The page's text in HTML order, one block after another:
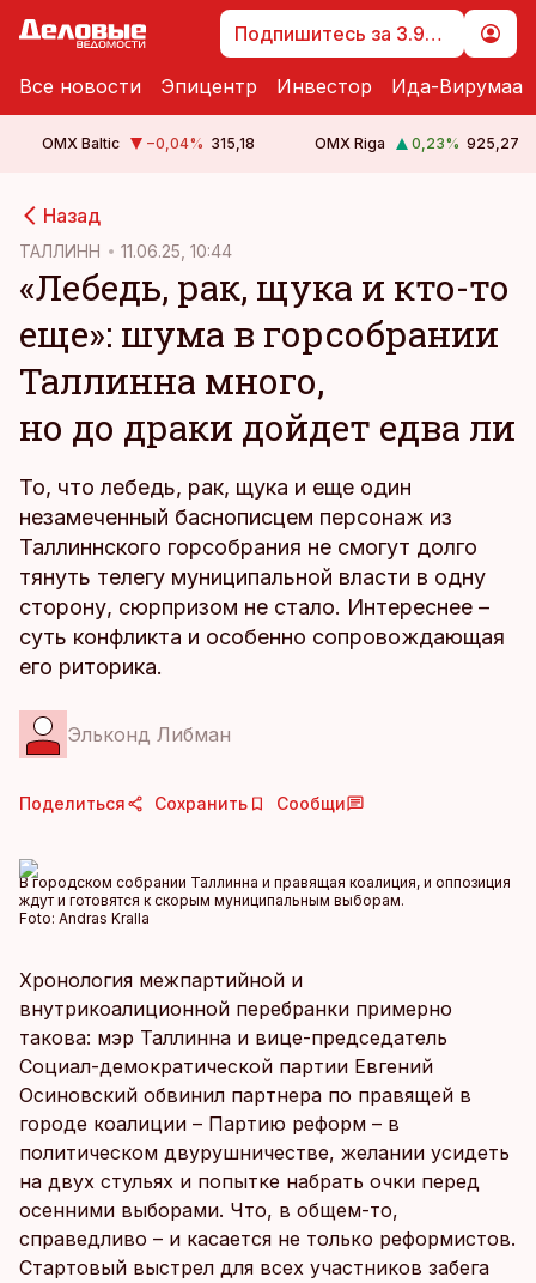
Подпишитесь за 3.99 €
Все новости Эпицентр Инвестор Ида-Вирумаа
OMX Baltic −0,04% 315,18 OMX Riga 0,23% 925,27
Назад
ТАЛЛИНН 11.06.25, 10:44
«Лебедь, рак, щука и кто-то
еще»: шума в горсобрании
Таллинна много,
но до драки дойдет едва ли
То, что лебедь, рак, щука и еще один
незамеченный баснописцем персонаж из
Таллиннского горсобрания не смогут долго
тянуть телегу муниципальной власти в одну
сторону, сюрпризом не стало. Интереснее –
суть конфликта и особенно сопровождающая
его риторика.
Эльконд Либман
Поделиться Сохранить Сообщи
В городском собрании Таллинна и правящая коалиция, и оппозиция
ждут и готовятся к скорым муниципальным выборам.
Foto: Andras Kralla
Хронология межпартийной и
внутрикоалиционной перебранки примерно
такова: мэр Таллинна и вице-председатель
Социал-демократической партии Евгений
Осиновский обвинил партнера по правящей в
городе коалиции – Партию реформ – в
политическом двурушничестве, желании усидеть
на двух стульях и попытке набрать очки перед
осенними выборами. Что, в общем-то,
справедливо – и касается не только реформистов.
Стартовый выстрел для всех участников забега